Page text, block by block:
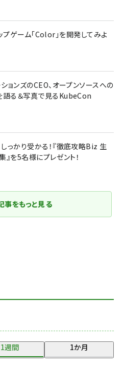
1週間 1か月
プゲーム「Color」を開発してみよ
ョンズのCEO、オープンソースへの
語る＆写真で見るKubeCon
っかり受かる！『徹底攻略Biz 生
を5名様にプレゼント！
事をもっと見る